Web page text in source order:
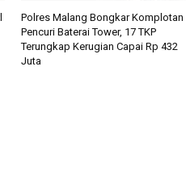
Polres Malang Bongkar Komplotan
Pencuri Baterai Tower, 17 TKP
Terungkap Kerugian Capai Rp 432
Juta